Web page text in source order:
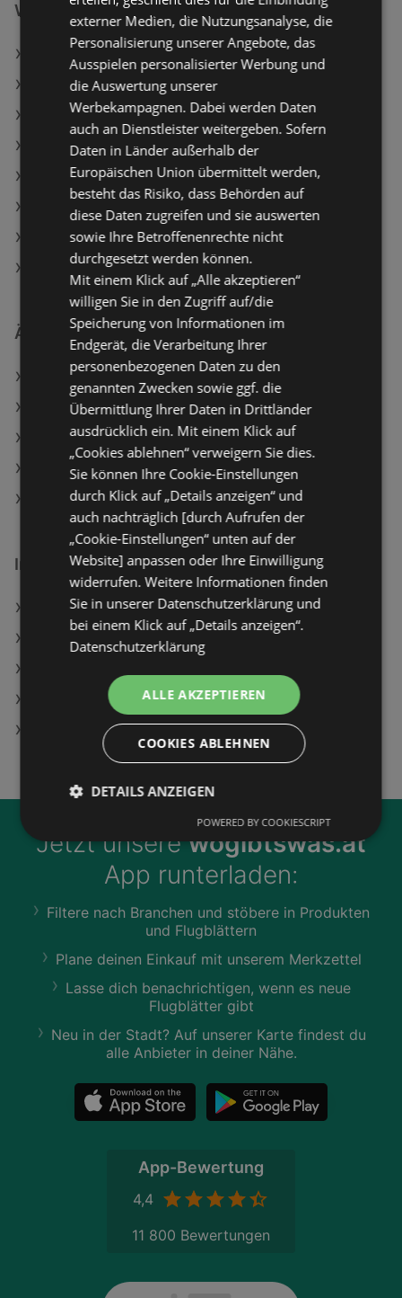
Weiterführende Links
Lagerhaus Angebote
Dehner Garten-Center Angebote
bellaflora Angebote
Aktuelle OBI Flugblätter
Aktuelle hagebaumarkt Flugblätter
Aktuelle JYSK Flugblätter
Aktuelle Matratzen Concord Flugblätter
Aktuelle Hagebau Lieb Markt Flugblätter
Ähnliche Händler
BAUHAUS Angebote
JYSK Angebote
Matratzen Concord Angebote
OBI Angebote
bellaflora Angebote
Interessantes auf wogibtswas.at
BP Austria Filialen in Pressbaum
Takko Fashion in Gmünd
ADLER-Farbenmeister Filialen in Raab
simpli.at Filialen in Tullnerbach-Lawies
Jetzt unserewogibtswas.at
App runterladen:
Filtere nach Branchen und stöbere in Produkten
und Flugblättern
Plane deinen Einkauf mit unserem Merkzettel
Lasse dich benachrichtigen, wenn es neue
Flugblätter gibt
Neu in der Stadt? Auf unserer Karte findest du
alle Anbieter in deiner Nähe.
App-Bewertung
4,4
11 800 Bewertungen
externer Medien, die Nutzungsanalyse, die
Personalisierung unserer Angebote, das
Ausspielen personalisierter Werbung und
die Auswertung unserer
Werbekampagnen. Dabei werden Daten
auch an Dienstleister weitergeben. Sofern
Daten in Länder außerhalb der
Europäischen Union übermittelt werden,
besteht das Risiko, dass Behörden auf
diese Daten zugreifen und sie auswerten
sowie Ihre Betroffenenrechte nicht
durchgesetzt werden können.
Mit einem Klick auf „Alle akzeptieren“
willigen Sie in den Zugriff auf/die
Speicherung von Informationen im
Endgerät, die Verarbeitung Ihrer
personenbezogenen Daten zu den
genannten Zwecken sowie ggf. die
Übermittlung Ihrer Daten in Drittländer
ausdrücklich ein. Mit einem Klick auf
„Cookies ablehnen“ verweigern Sie dies.
Sie können Ihre Cookie-Einstellungen
durch Klick auf „Details anzeigen“ und
auch nachträglich [durch Aufrufen der
„Cookie-Einstellungen“ unten auf der
Website] anpassen oder Ihre Einwilligung
widerrufen. Weitere Informationen finden
Sie in unserer Datenschutzerklärung und
bei einem Klick auf „Details anzeigen“.
Datenschutzerklärung
ALLE AKZEPTIEREN
COOKIES ABLEHNEN
DETAILS ANZEIGEN
POWERED BY COOKIESCRIPT